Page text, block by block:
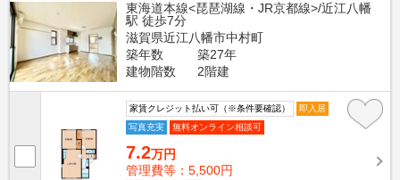
東海道本線<琵琶湖線・JR京都線>/近江八幡
駅 徒歩7分
滋賀県近江八幡市中村町
築年数
築27年
建物階数
2階建
家賃クレジット払い可（※条件要確認）
即入居
写真充実
無料オンライン相談可
7.2万円
管理費等：5,500円